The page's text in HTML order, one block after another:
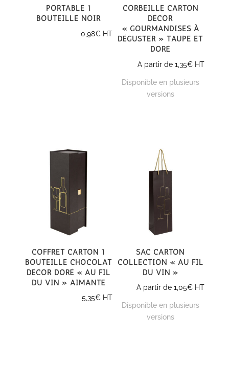
Portable 1
bouteille noir
0,98€ HT
Corbeille carton
décor
« Gourmandises à
déguster » Taupe et
Doré
A partir de 1,35€HT
Disponible en plusieurs
versions
Coffret carton 1
Bouteille Chocolat
décor Doré « Au Fil
du Vin » aimanté
5,35€ HT
Sac carton
collection « Au Fil
du Vin »
A partir de 1,05€HT
Disponible en plusieurs
versions